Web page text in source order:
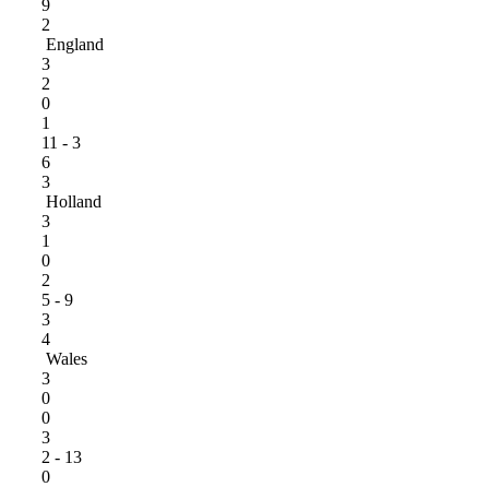
9
2
England
3
2
0
1
11 - 3
6
3
Holland
3
1
0
2
5 - 9
3
4
Wales
3
0
0
3
2 - 13
0